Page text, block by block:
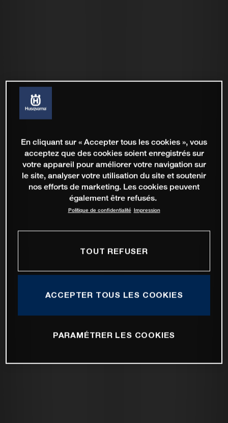
En cliquant sur « Accepter tous les cookies », vous
acceptez que des cookies soient enregistrés sur
votre appareil pour améliorer votre navigation sur
le site, analyser votre utilisation du site et soutenir
nos efforts de marketing. Les cookies peuvent
également être refusés.
Politique de confidentialité Impression
TOUT REFUSER
ACCEPTER TOUS LES COOKIES
PARAMÉTRER LES COOKIES